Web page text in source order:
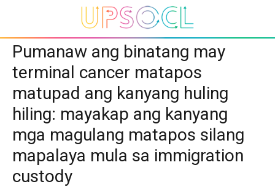
Pumanaw ang binatang may
terminal cancer matapos
matupad ang kanyang huling
hiling: mayakap ang kanyang
mga magulang matapos silang
mapalaya mula sa immigration
custody